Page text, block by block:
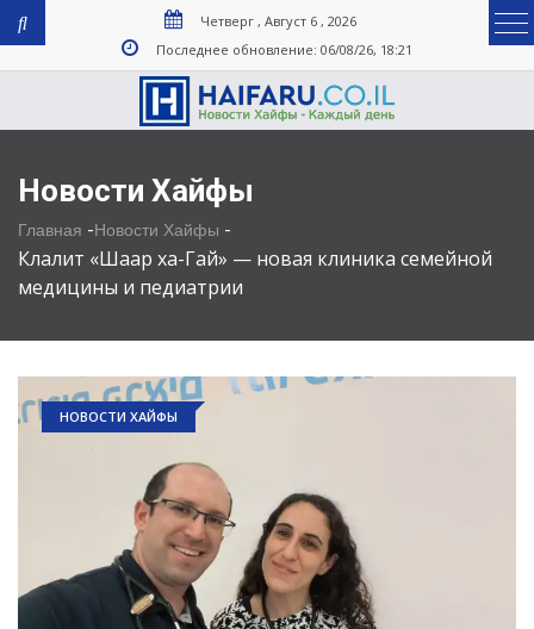
Четверг , Август 6 , 2026
Последнее обновление: 06/08/26, 18:21
Новости Хайфы
Главная -Новости Хайфы -
Клалит «Шаар ха-Гай» — новая клиника семейной
медицины и педиатрии
НОВОСТИ ХАЙФЫ